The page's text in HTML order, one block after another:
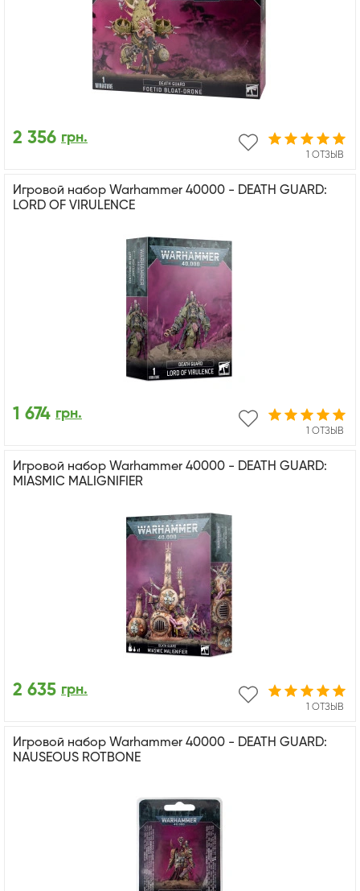
1 ОТЗЫВ
2 356 грн.
Игровой набор Warhammer 40000 - DEATH GUARD:
LORD OF VIRULENCE
1 ОТЗЫВ
1 674 грн.
Игровой набор Warhammer 40000 - DEATH GUARD:
MIASMIC MALIGNIFIER
1 ОТЗЫВ
2 635 грн.
Игровой набор Warhammer 40000 - DEATH GUARD:
NAUSEOUS ROTBONE